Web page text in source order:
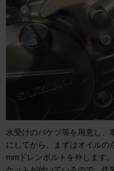
水受けのバケツ等を用意し、
にしてから、まずはオイルの
mmドレンボルトを外します